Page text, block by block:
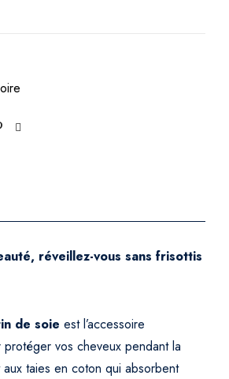
n
e
P
e
c
t
réveillez-vous sans frisottis
de soie est l’accessoire
vos cheveux pendant la
taies en coton qui absorbent